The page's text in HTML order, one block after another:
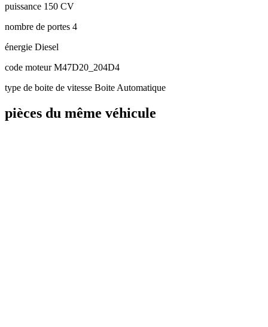
puissance 150 CV
nombre de portes 4
énergie Diesel
code moteurM47D20_204D4
type de boite de vitesse Boite Automatique
pièces du même véhicule